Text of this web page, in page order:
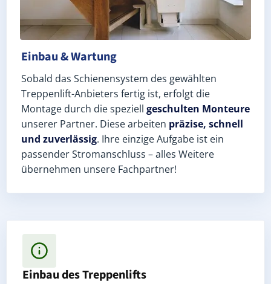
Einbau & Wartung
Sobald das Schienensystem des gewählten
Treppenlift-Anbieters fertig ist, erfolgt die
Montage durch die speziell geschulten Monteure
unserer Partner. Diese arbeiten präzise, schnell
und zuverlässig. Ihre einzige Aufgabe ist ein
passender Stromanschluss – alles Weitere
übernehmen unsere Fachpartner!
Einbau des Treppenlifts